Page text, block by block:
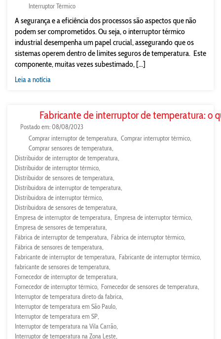
Interruptor Térmico
A segurança e a eficiência dos processos são aspectos que não
podem ser comprometidos. Ou seja, o interruptor térmico
industrial desempenha um papel crucial, assegurando que os
sistemas operem dentro de limites seguros de temperatura. Este
componente, muitas vezes subestimado, [...]
Leia a notícia
Fabricante de interruptor de temperatura: o
Postado em: 08/08/2023
Comprar interruptor de temperatura Comprar interruptor térmico
Comprar sensores de temperatura
Distribuidor de interruptor de temperatura
Distribuidor de interruptor térmico
Distribuidor de sensores de temperatura
Distribuidora de interruptor de temperatura
Distribuidora de interruptor térmico
Distribuidora de sensores de temperatura
Empresa de interruptor de temperatura
Empresa de interruptor térmico
Empresa de sensores de temperatura
Fábrica de interruptor de temperatura
Fábrica de interruptor térmico
Fábrica de sensores de temperatura
Fabricante de interruptor de temperatura
Fabricante de interruptor térmico
fabricante de sensores de temperatura
Fornecedor de interruptor de temperatura
Fornecedor de interruptor térmico Fornecedor de sensores de temperatura
Interruptor de temperatura direto da fabrica
Interruptor de temperatura em São Paulo
Interruptor de temperatura em SP
Interruptor de temperatura na Vila Carrão
Interruptor de temperatura na Zona Leste